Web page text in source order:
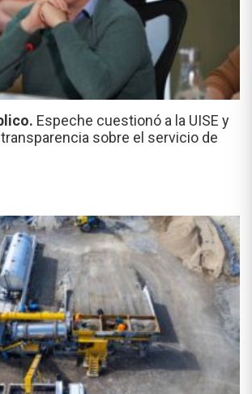
Espeche cuestionó a la UISE y
sobre el servicio de